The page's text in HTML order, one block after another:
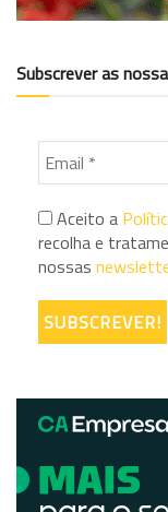
Subscrever as
Aceito a
recolha e
nossas